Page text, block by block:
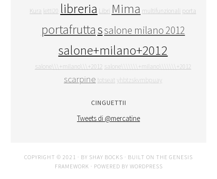
Kura letti20 libreria Libri Mima multifunzionali porta
portafruttassalone milano 2012
salone+milano+2012
salone\\\+milano\\\+2012 salone\\\\\\\+milano\\\\\\\+2012
scarpine totseat yhbtzskvmbpuay
CINGUETTII
Tweets di @mercatine
COPYRIGHT © 2021 · BY SHAY BOCKS · BUILT ON THE GENESIS
FRAMEWORK · POWERED BY WORDPRESS